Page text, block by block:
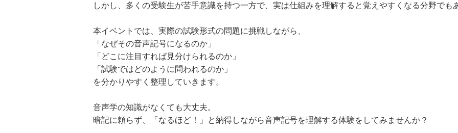
しかし、多くの受験生が苦手意識を持つ一方で、実は仕組みを理解すると覚えやすくなる分野でも
本イベントでは、実際の試験形式の問題に挑戦しながら、
「なぜその音声記号になるのか」
「どこに注目すれば見分けられるのか」
「試験ではどのように問われるのか」
を分かりやすく整理していきます。
音声学の知識がなくても大丈夫。
暗記に頼らず、「なるほど！」と納得しながら音声記号を理解する体験をしてみませんか？